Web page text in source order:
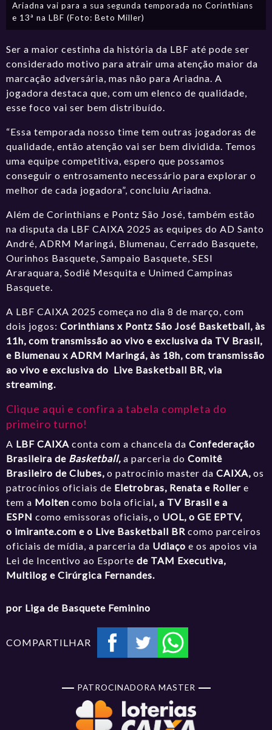
Ariadna vai para a sua segunda temporada no Corinthians
e 13ª na LBF (Foto: Beto Miller)
Ser a maior cestinha da história da LBF até pode ser
considerado motivo para atrair uma atenção maior da
marcação adversária, mas não para Ariadna. A
jogadora destaca que, com um elenco de qualidade,
esse foco vai ser bem distribuído.
“Essa temporada nosso time tem outras jogadoras de
qualidade, então atenção vai ser bem dividida. Temos
uma equipe competitiva, espero que possamos
conseguir o entrosamento necessário para explorar o
melhor de cada jogadora”, concluiu Ariadna.
Além de Corinthians e Pontz São José, também estão
na disputa da LBF CAIXA 2025 as equipes do AD Santo
André, ADRM Maringá, Blumenau, Cerrado Basquete,
Ourinhos Basquete, Sampaio Basquete, SESI
Araraquara, Sodiê Mesquita e Unimed Campinas
Basquete.
A LBF CAIXA 2025 começa no dia 8 de março, com
dois jogos:Corinthians x Pontz São José Basketball, às
11h, com transmissão ao vivo e exclusiva da TV Brasil,
e Blumenau x ADRM Maringá, às 18h, com transmissão
ao vivo e exclusiva do Live Basketball BR, via
streaming.
Clique aqui e confira a tabela completa do
primeiro turno!
A LBF CAIXA conta com a chancela daConfederação
Brasileira de Basketball, a parceria doComitê
Brasileiro de Clubes,o patrocínio master daCAIXA, os
patrocínios oficiais de Eletrobras, Renata e Rollere
tem a Moltencomo bola oficial, a TV Brasil e a
ESPNcomo emissoras oficiais, o UOL, o GE EPTV,
o imirante.com e o Live Basketball BR como parceiros
oficiais de mídia, a parceria da Udiaçoe os apoios via
Lei de Incentivo ao Esportede TAM Executiva,
Multilog e Cirúrgica Fernandes.
por Liga de Basquete Feminino
COMPARTILHAR
PATROCINADORA MASTER